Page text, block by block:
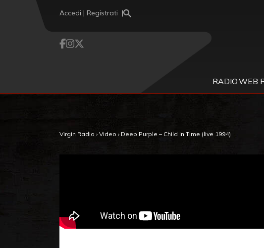
Accedi | Registrati
RADIOWEB
Virgin Radio › Video › Deep Purple – Child In Time (live 1994)